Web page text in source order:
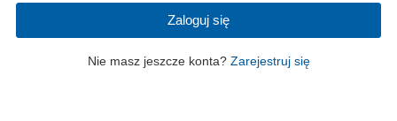
Zaloguj się
Nie masz jeszcze konta? Zarejestruj się